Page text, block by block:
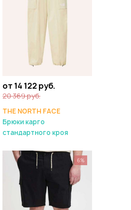
от 14 122 руб.
20 369 руб.
THE NORTH FACE
Брюки карго
стандартного кроя
6%